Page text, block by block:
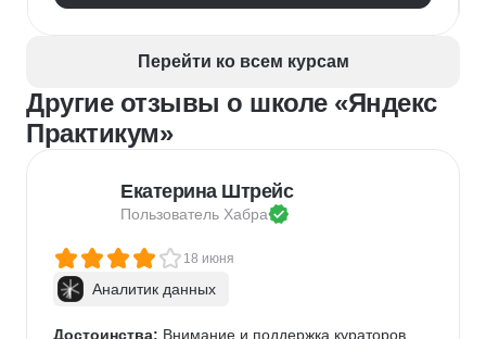
Перейти ко всем курсам
Другие отзывы о школе «Яндекс
Практикум»
Екатерина Штрейс
Пользователь Хабра
18 июня
Аналитик данных
Достоинства: Внимание и поддержка кураторов,